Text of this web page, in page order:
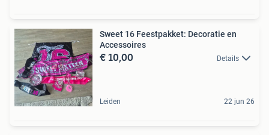
Sweet 16 Feestpakket: Decoratie en
Accessoires
€ 10,00 Details
Leiden 22 jun 26